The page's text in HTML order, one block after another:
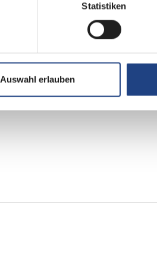
Statistiken
Auswahl erlauben